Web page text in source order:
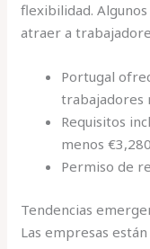
flexibilidad.
atraer a
Portugal
trabajadores
Requisitos
menos €3,280
Permiso de
Tendencias
Las empresas